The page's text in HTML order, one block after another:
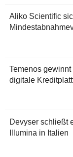
Aliko Scientific
Temenos
digitale
Devyser schließt
Illumina in Italien